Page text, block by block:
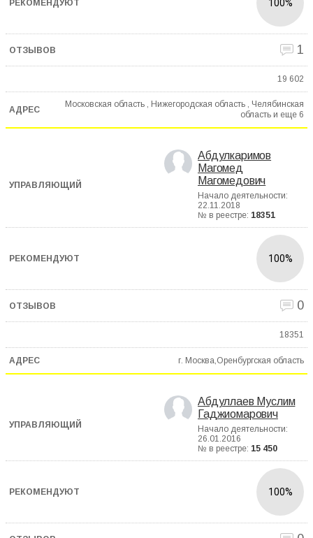
100%
1
19 602
Московская область , Нижегородская область , Челябинская
область и еще 6
Абдулкаримов
Магомед
Магомедович
Начало деятельности:
22.11.2018
№ в реестре: 18351
100%
0
18351
г. Москва,Оренбургская область
Абдуллаев Муслим
Гаджиомарович
Начало деятельности:
26.01.2016
№ в реестре: 15 450
100%